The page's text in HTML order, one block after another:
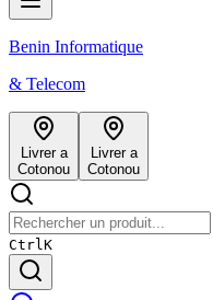
Benin Informatique
& Telecom
Livrer a
Cotonou
Livrer a
Cotonou
CtrlK